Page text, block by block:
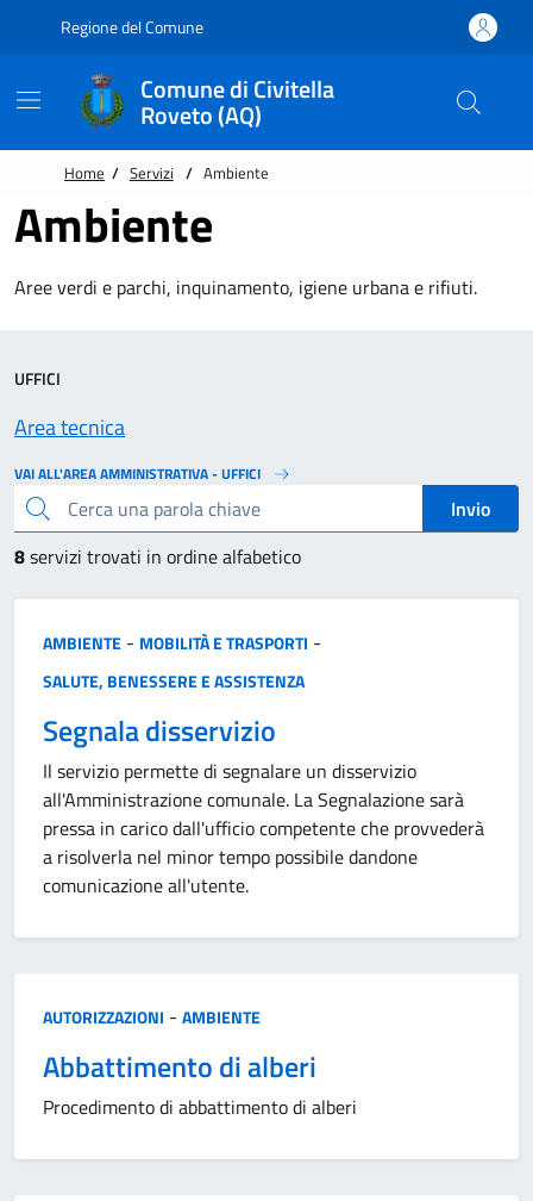
Regione del Comune
Comune di Civitella
Roveto (AQ)
Home / Servizi / Ambiente
Ambiente
Aree verdi e parchi, inquinamento, igiene urbana e rifiuti.
Cerca una parola chiave
Invio
8servizi trovati in ordine alfabetico
Categoria:
AMBIENTE - MOBILITÀ E TRASPORTI -
SALUTE, BENESSERE E ASSISTENZA
Segnala disservizio
Il servizio permette di segnalare un disservizio
all'Amministrazione comunale. La Segnalazione sarà
pressa in carico dall'ufficio competente che provvederà
a risolverla nel minor tempo possibile dandone
comunicazione all'utente.
Categoria:
AUTORIZZAZIONI - AMBIENTE
Abbattimento di alberi
Procedimento di abbattimento di alberi
UFFICI
Area tecnica
VAI ALL'AREA AMMINISTRATIVA - UFFICI